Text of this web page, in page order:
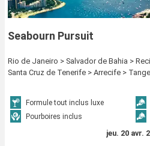
Seabourn Pursuit
Rio de Janeiro > Salvador de Bahia >
Santa Cruz de Tenerife > Arrecife >
Formule tout inclus luxe
Pourboires inclus
jeu. 20 avr.